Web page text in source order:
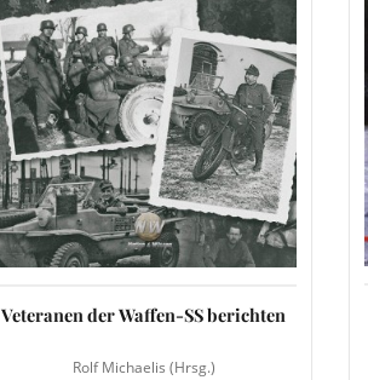
Veteranen der Waffen-SS berichten
Rolf Michaelis (Hrsg.)